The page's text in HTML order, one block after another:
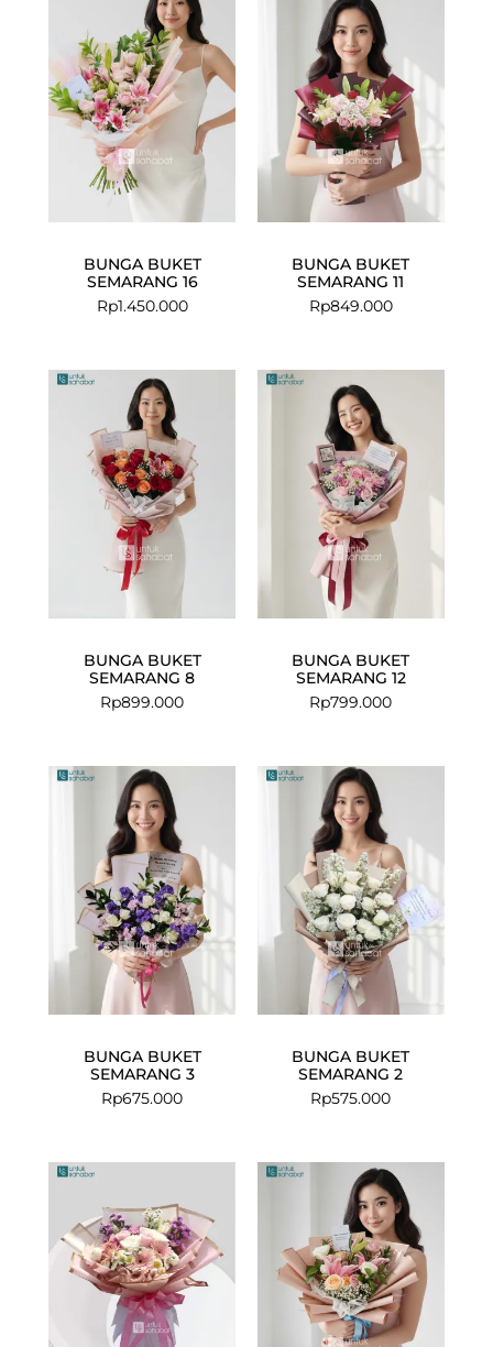
BUNGA BUKET
SEMARANG 16
Rp1.450.000
BUNGA BUKET
SEMARANG 11
Rp849.000
BUNGA BUKET
SEMARANG 8
Rp899.000
BUNGA BUKET
SEMARANG 12
Rp799.000
BUNGA BUKET
SEMARANG 3
Rp675.000
BUNGA BUKET
SEMARANG 2
Rp575.000